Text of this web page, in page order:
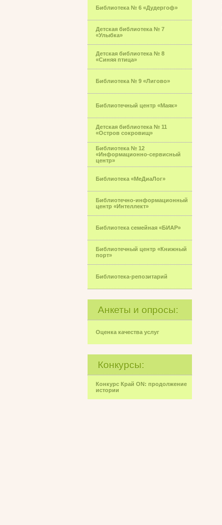
Библиотека № 6 «Дудергоф»
Детская библиотека № 7
«Улыбка»
Детская библиотека № 8
«Синяя птица»
Библиотека № 9 «Лигово»
Библиотечный центр «Маяк»
Детская библиотека № 11
«Остров сокровищ»
Библиотека № 12
«Информационно-сервисный
центр»
Библиотека «МеДиаЛог»
Библиотечно-информационный
центр «Интеллект»
Библиотека семейная «БИАР»
Библиотечный центр «Книжный
порт»
Библиотека-репозитарий
Анкеты и опросы:
Оценка качества услуг
Конкурсы:
Конкурс Край ON: продолжение
истории